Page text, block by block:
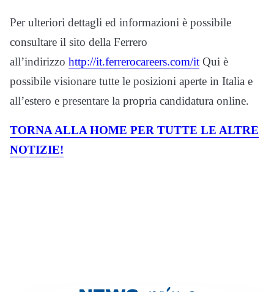
Per ulteriori dettagli ed informazioni è possibile
consultare il sito della Ferrero
all’indirizzo http://it.ferrerocareers.com/it Qui è
possibile visionare tutte le posizioni aperte in Italia e
all’estero e presentare la propria candidatura online.
TORNA ALLA HOME PER TUTTE LE ALTRE
NOTIZIE!